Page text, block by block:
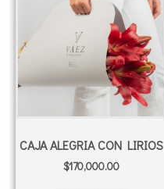
CAJA ALEGRIA CON LIRIOS
$170,000.00